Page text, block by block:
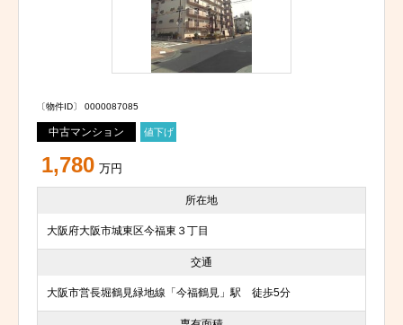
〔物件ID〕 0000087085
中古マンション 値下げ
1,780 万円
所在地
大阪府大阪市城東区今福東３丁目
交通
大阪市営長堀鶴見緑地線「今福鶴見」駅 徒歩5分